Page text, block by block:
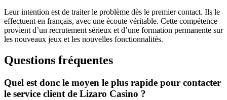
Leur intention est de traiter le problème dès le premier contact. Ils le
effectuent en français, avec une écoute véritable. Cette compétence
provient d’un recrutement sérieux et d’une formation permanente sur
les nouveaux jeux et les nouvelles fonctionnalités.
Questions fréquentes
Quel est donc le moyen le plus rapide pour contacter
le service client de Lizaro Casino ?